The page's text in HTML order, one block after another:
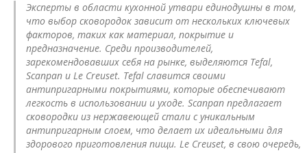
Эксперты в области кухонной утвари единодушны в том,
что выбор сковородок зависит от нескольких ключевых
факторов, таких как материал, покрытие и
предназначение. Среди производителей,
зарекомендовавших себя на рынке, выделяются Tefal,
Scanpan и Le Creuset. Tefal славится своими
антипригарными покрытиями, которые обеспечивают
легкость в использовании и уходе. Scanpan предлагает
сковородки из нержавеющей стали с уникальным
антипригарным слоем, что делает их идеальными для
здорового приготовления пищи. Le Creuset, в свою очередь,